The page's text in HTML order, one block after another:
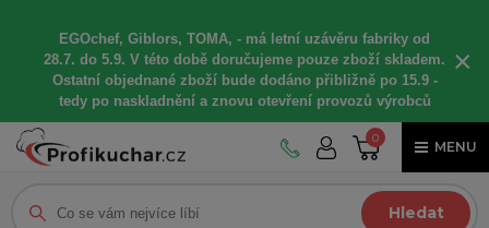
EGOchef, Giblors, TOMA, - má letní uzávěru fabriky od
28.7. do 5.9. V této době doručujeme pouze zboží skladem.
Ostatní objednané zboží bude dodáno přibližně po 15.9 -
tedy po naskladnění a znovu otevření provozů výrobců
×
0
MENU
Hledat